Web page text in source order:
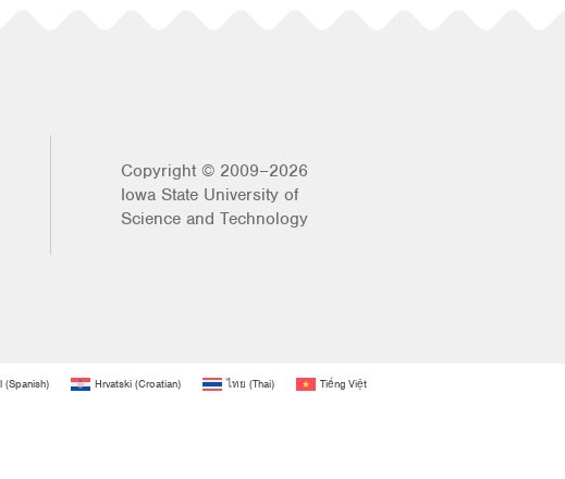
Copyright © 2009–2026
Iowa State University of
Science and Technology
(Spanish) Hrvatski(Croatian) ไทย (Thai) Tiếng Việt